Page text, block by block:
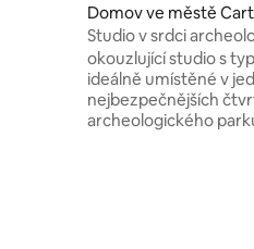
Domov ve městě
Studio v srdci
Kartágo
okouzlující studio s
ideálně umístěné v
nejbezpečnějších
archeologického